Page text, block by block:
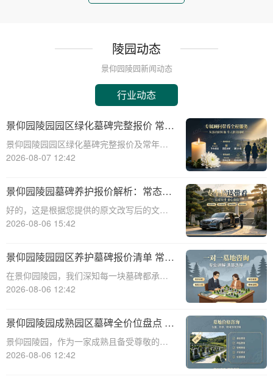
陵园动态
景仰园陵园新闻动态
行业动态
景仰园陵园园区绿化墓碑完整报价 常年
养护不收取额外费用详解
景仰园陵园园区绿化墓碑完整报价及常年养
护服务详解☎ 景仰园陵园电话:400-838-
来越注重生态环保和人文关怀。景仰园陵园
作为一家专业的陵园服务提供商，致力
2026-08-07 12:42
景仰园陵园墓碑养护报价解析：常态化
保洁服务免费说明
好的，这是根据您提供的原文改写后的文章
内容：☎ 景仰园陵园电话:400-838-5063景
洁费用说明景仰园陵园，作为寄托哀思与缅
怀的庄重之地，对园内环境的维护
2026-08-06 15:42
景仰园陵园园区养护墓碑报价清单 常态
化保洁无需额外付费详解
在景仰园陵园，我们深知每一块墓碑都承载
着对逝者的深深敬意和对生者的无尽思念。
务，确保每一处都保持庄严肃穆与整洁美
观。本文将详细解析景仰园陵园园区养护墓
碑的报价清单
2026-08-06 12:42
景仰园陵园成熟园区墓碑全价位盘点 老
客户续费叠加福利详解
景仰园陵园，作为一家成熟且备受尊敬的陵
园，一直致力于为用户提供高质量的服务和
2026-08-06 12:42